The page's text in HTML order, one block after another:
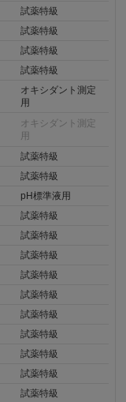
試薬特級
試薬特級
試薬特級
試薬特級
オキシダント測定
用
オキシダント測定
用
試薬特級
試薬特級
pH標準液用
試薬特級
試薬特級
試薬特級
試薬特級
試薬特級
試薬特級
試薬特級
試薬特級
試薬特級
試薬特級